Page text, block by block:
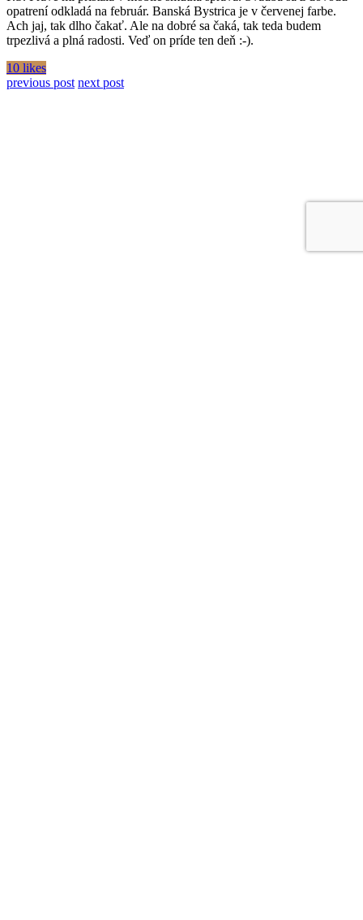
opatrení odkladá na február. Banská Bystrica je v červenej farbe.
Ach jaj, tak dlho čakať. Ale na dobré sa čaká, tak teda budem
trpezlivá a plná radosti. Veď on príde ten deň :-).
10 likes
previous post next post